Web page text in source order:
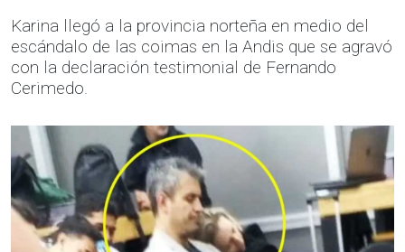
Karina llegó a la provincia norteña en medio del
escándalo de las coimas en la Andis que se agravó
con la declaración testimonial de Fernando
Cerimedo.